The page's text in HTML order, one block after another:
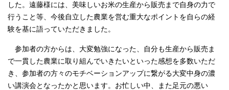
した。遠藤様には、美味しいお米の生産から販売まで自身の力で
行うこと等、今後自立した農業を営む重大なポイントを自らの経
験を基に語っていただきました。
参加者の方からは、大変勉強になった、自分も生産から販売ま
で一貫した農業に取り組んでいきたいといった感想を多数いただ
き、参加者の方々のモチベーションアップに繋がる大変中身の濃
い講演会となったかと思います。お忙しい中、また足元の悪い